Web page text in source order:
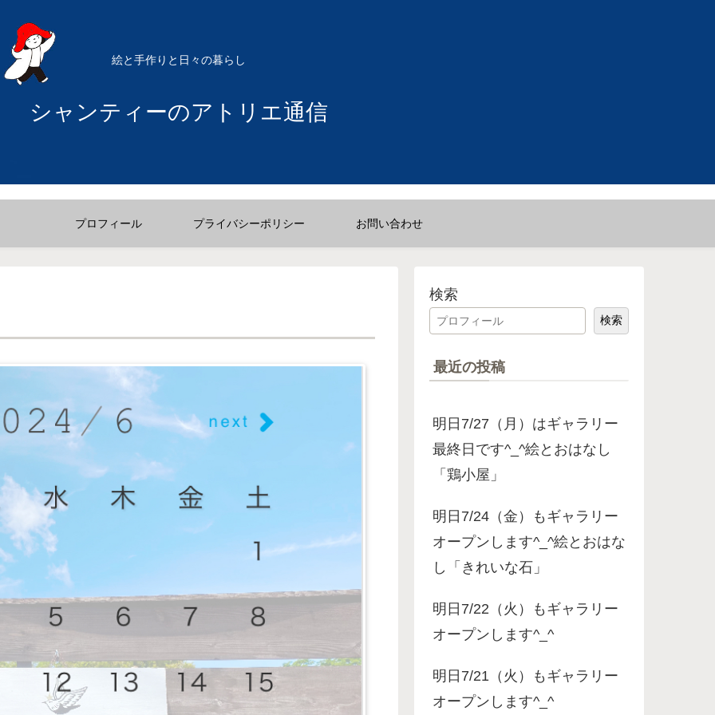
絵と手作りと日々の暮らし
シャンティーのアトリエ通信
プロフィール プライバシーポリシー お問い合わせ
検索
検索
最近の投稿
明日7/27（月）はギャラリー
最終日です^_^絵とおはなし
「鶏小屋」
明日7/24（金）もギャラリー
オープンします^_^絵とおはな
し「きれいな石」
明日7/22（火）もギャラリー
オープンします^_^
明日7/21（火）もギャラリー
オープンします^_^